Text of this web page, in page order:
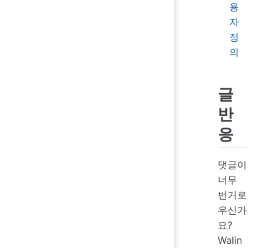
용
자
정
의
글
반
응
댓글이
너무
번거로
우신가
요?
Walin